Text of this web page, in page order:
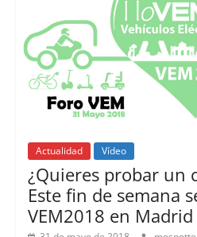
Actualidad Vídeo
¿Quieres probar un
Este fin de semana
VEM2018 en Madrid